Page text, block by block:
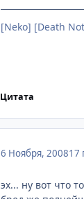
[Neko] [Death
Цитата
6 Ноября, 200817
эх... ну вот что